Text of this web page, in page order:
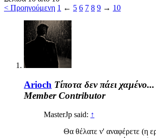
< Προηγούμενη 1 ← 5 6 7 8 9 → 10
Arioch Τίποτα δεν πάει χαμένο...
Member Contributor
MasterJp said: ↑
Θα θέλατε ν' αναφέρετε (η